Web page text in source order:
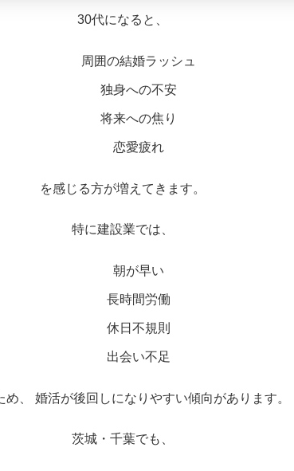
30代になると、
周囲の結婚ラッシュ
独身への不安
将来への焦り
恋愛疲れ
を感じる方が増えてきます。
特に建設業では、
朝が早い
長時間労働
休日不規則
出会い不足
め、 婚活が後回しになりやすい傾向があります。
茨城・千葉でも、